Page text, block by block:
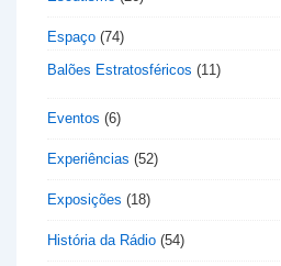
Espaço (74)
Balões Estratosféricos (11)
Eventos (6)
Experiências (52)
Exposições (18)
História da Rádio (54)